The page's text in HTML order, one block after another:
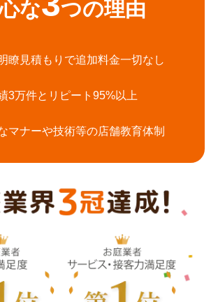
な つの理由
瞭見積もりで追加料金一切なし
3万件と リピート95%以上
マナーや技術等の店舗教育体制